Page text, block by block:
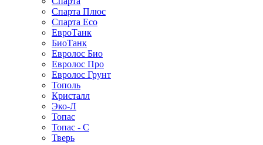
Спарта Плюс
Спарта Eco
ЕвроТанк
БиоТанк
Евролос Био
Евролос Про
Евролос Грунт
Тополь
Кристалл
Эко-Л
Топас
Топас - С
Тверь